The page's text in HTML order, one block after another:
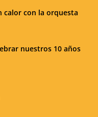
calor con la orquesta
nuestros 10 años